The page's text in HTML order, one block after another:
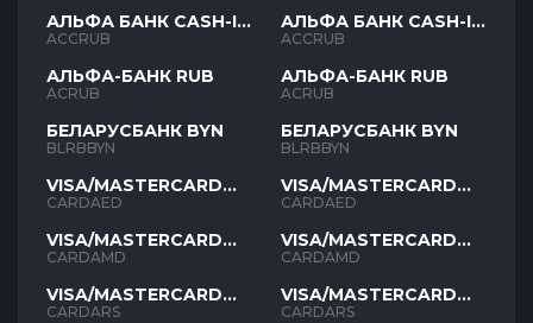
АЛЬФА БАНК CASH-IN
RUB
ACCRUB
АЛЬФА-БАНК RUB
ACRUB
БЕЛАРУСБАНК BYN
BLRBBYN
VISA/MASTERCARD
AED
CARDAED
VISA/MASTERCARD
AMD
CARDAMD
VISA/MASTERCARD
ARS
CARDARS
АЛЬФА БАНК CASH-IN
RUB
ACCRUB
АЛЬФА-БАНК RUB
ACRUB
БЕЛАРУСБАНК BYN
BLRBBYN
VISA/MASTERCARD
AED
CARDAED
VISA/MASTERCARD
AMD
CARDAMD
VISA/MASTERCARD
ARS
CARDARS